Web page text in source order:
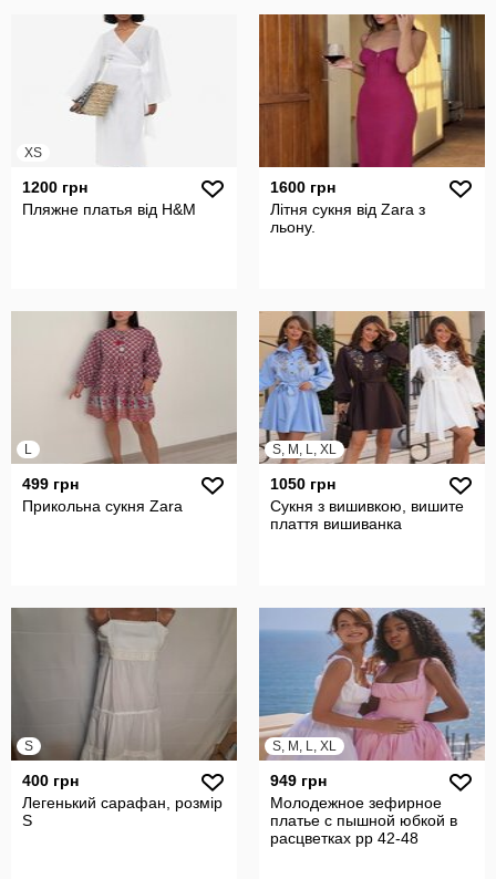
XS
1200 грн
Пляжне платья від H&M
1600 грн
Літня сукня від Zara з
льону.
L
499 грн
Прикольна сукня Zara
S, M, L, XL
1050 грн
Сукня з вишивкою, вишите
плаття вишиванка
S
400 грн
Легенький сарафан, розмір
S
S, M, L, XL
949 грн
Молодежное зефирное
платье с пышной юбкой в
расцветках рр 42-48